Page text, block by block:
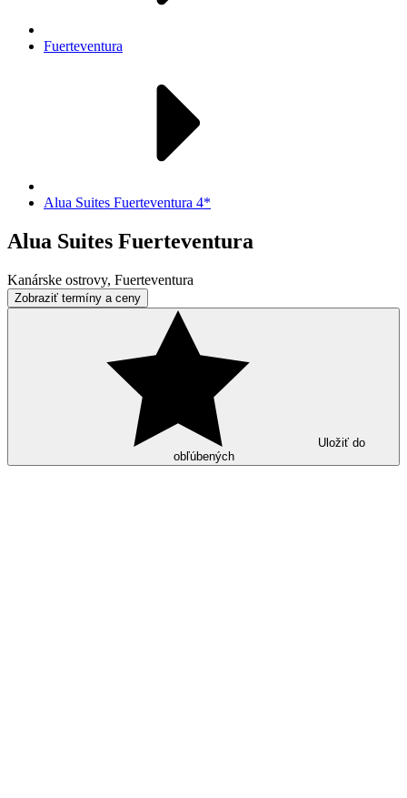
Fuerteventura
Alua Suites Fuerteventura 4*
Alua Suites Fuerteventura
Kanárske ostrovy, Fuerteventura
Zobraziť termíny a ceny
Uložiť do
obľúbených